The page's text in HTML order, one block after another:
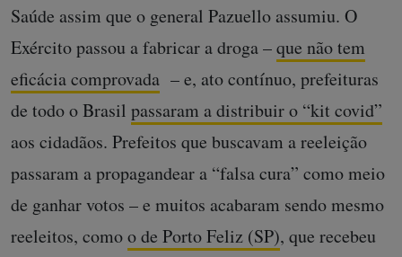
Saúde assim que o general Pazuello assumiu. O
Exército passou a fabricar a droga –que não tem
eficácia comprovada – e, ato contínuo, prefeituras
de todo o Brasil passaram a distribuir o “kit covid”
aos cidadãos. Prefeitos que buscavam a reeleição
passaram a propagandear a “falsa cura” como meio
de ganhar votos – e muitos acabaram sendo mesmo
reeleitos, comoo de Porto Feliz (SP), que recebeu